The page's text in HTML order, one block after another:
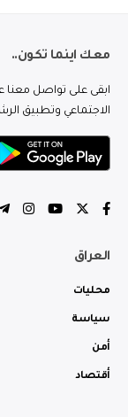
معك اينما تكون..
ابقى على تواصل معنا
الاجتماعي وتطبيق
العراق
محليات
سياسة
أمن
أقتصاد